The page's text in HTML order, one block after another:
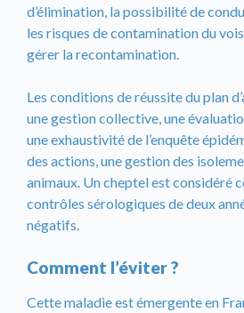
d’élimination, la possibilité de
les risques de contamination du
gérer la recontamination.
Les conditions de réussite du plan
une gestion collective, une
une exhaustivité de l’enquête
des actions, une gestion des
animaux. Un cheptel est considéré
contrôles sérologiques de deux
négatifs.
Comment l’éviter ?
Cette maladie est émergente en